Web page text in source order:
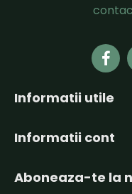
Informatii utile
Informatii cont
Aboneaza-te la